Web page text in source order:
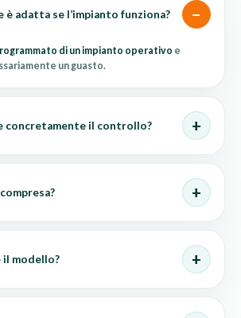
è adatta se l’impianto funziona?
di un impianto operativo e
un guasto.
concretamente il controllo?
il modello?